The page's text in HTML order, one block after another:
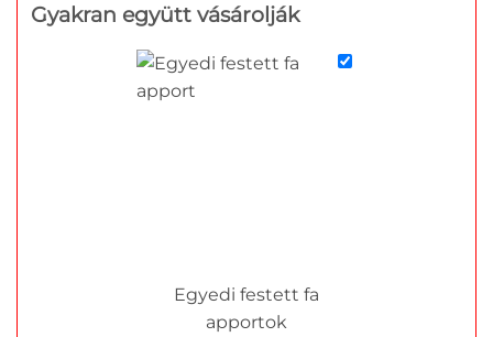
Gyakran együtt vásárolják
Egyedi festett fa
apportok